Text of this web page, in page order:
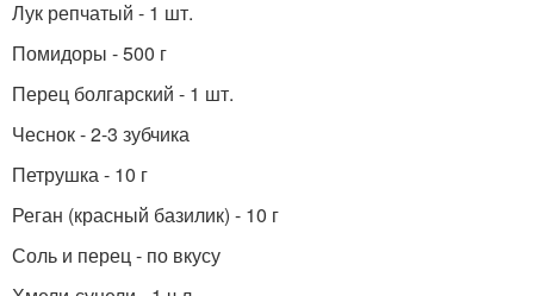
Лук репчатый - 1 шт.
Помидоры - 500 г
Перец болгарский - 1 шт.
Чеснок - 2-3 зубчика
Петрушка - 10 г
Реган (красный базилик) - 10 г
Соль и перец - по вкусу